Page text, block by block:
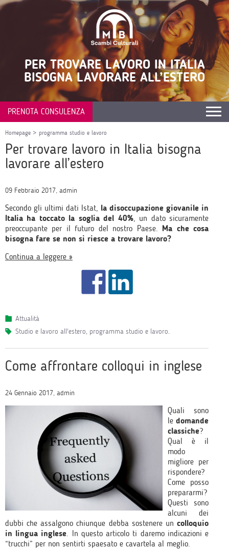
PER TROVARE LAVORO IN ITALIA
BISOGNA LAVORARE ALL’ESTERO
PRENOTA CONSULENZA
Homepage > programma studio e lavoro
Per trovare lavoro in Italia bisogna
lavorare all’estero
09 Febbraio 2017, admin
Secondo gli ultimi dati Istat, la disoccupazione giovanile in
Italia ha toccato la soglia del 40%, un dato sicuramente
preoccupante per il futuro del nostro Paese. Ma che cosa
bisogna fare se non si riesce a trovare lavoro?
Continua a leggere »
Attualità
studio e lavoro all'estero, programma studio e lavoro.
Come affrontare colloqui in inglese
24 Gennaio 2017, admin
Quali sono
le domande
classiche?
Qual è il
modo
migliore per
rispondere?
Come posso
prepararmi?
Questi sono
alcuni dei
dubbi che assalgono chiunque debba sostenere un colloquio
in lingua inglese. In questo articolo ti daremo indicazioni e
“trucchi” per non sentirti spaesato e cavartela al meglio.